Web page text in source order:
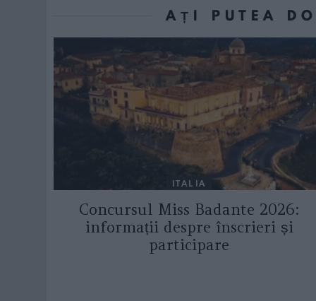
AȚI PUTEA
ITALIA
Concursul Miss Badante 2026:
informații despre înscrieri și
participare